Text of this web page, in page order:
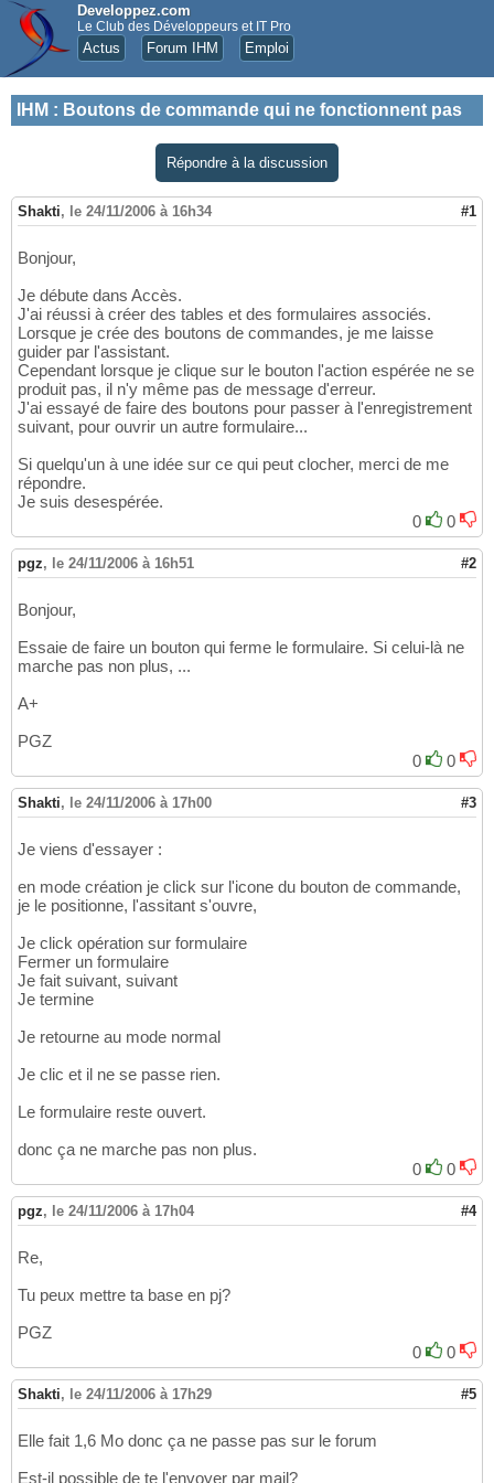
Developpez.com
Le Club des Développeurs et IT Pro
Actus Forum IHM Emploi
IHM : Boutons de commande qui ne fonctionnent pas
Répondre à la discussion
Shakti, le 24/11/2006 à 16h34 #1
Bonjour,
Je débute dans Accès.
J'ai réussi à créer des tables et des formulaires associés.
Lorsque je crée des boutons de commandes, je me laisse
guider par l'assistant.
Cependant lorsque je clique sur le bouton l'action espérée ne se
produit pas, il n'y même pas de message d'erreur.
J'ai essayé de faire des boutons pour passer à l'enregistrement
suivant, pour ouvrir un autre formulaire...
Si quelqu'un à une idée sur ce qui peut clocher, merci de me
répondre.
Je suis desespérée.
0
0
pgz, le 24/11/2006 à 16h51 #2
Bonjour,
Essaie de faire un bouton qui ferme le formulaire. Si celui-là ne
marche pas non plus, ...
A+
PGZ
0
0
Shakti, le 24/11/2006 à 17h00 #3
Je viens d'essayer :
en mode création je click sur l'icone du bouton de commande,
je le positionne, l'assitant s'ouvre,
Je click opération sur formulaire
Fermer un formulaire
Je fait suivant, suivant
Je termine
Je retourne au mode normal
Je clic et il ne se passe rien.
Le formulaire reste ouvert.
donc ça ne marche pas non plus.
0
0
pgz, le 24/11/2006 à 17h04 #4
Re,
Tu peux mettre ta base en pj?
PGZ
0
0
Shakti, le 24/11/2006 à 17h29 #5
Elle fait 1,6 Mo donc ça ne passe pas sur le forum
Est-il possible de te l'envoyer par mail?